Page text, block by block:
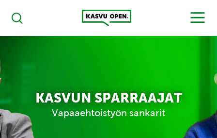
Haku
Kasvu Open
MENU
KASVUN SPARRAAJAT
Vapaaehtoistyön sankarit